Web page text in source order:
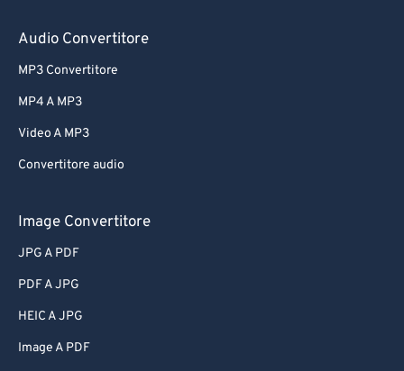
Audio Convertitore
MP3 Convertitore
MP4 A MP3
Video A MP3
Convertitore audio
Image Convertitore
JPG A PDF
PDF A JPG
HEIC A JPG
Image A PDF